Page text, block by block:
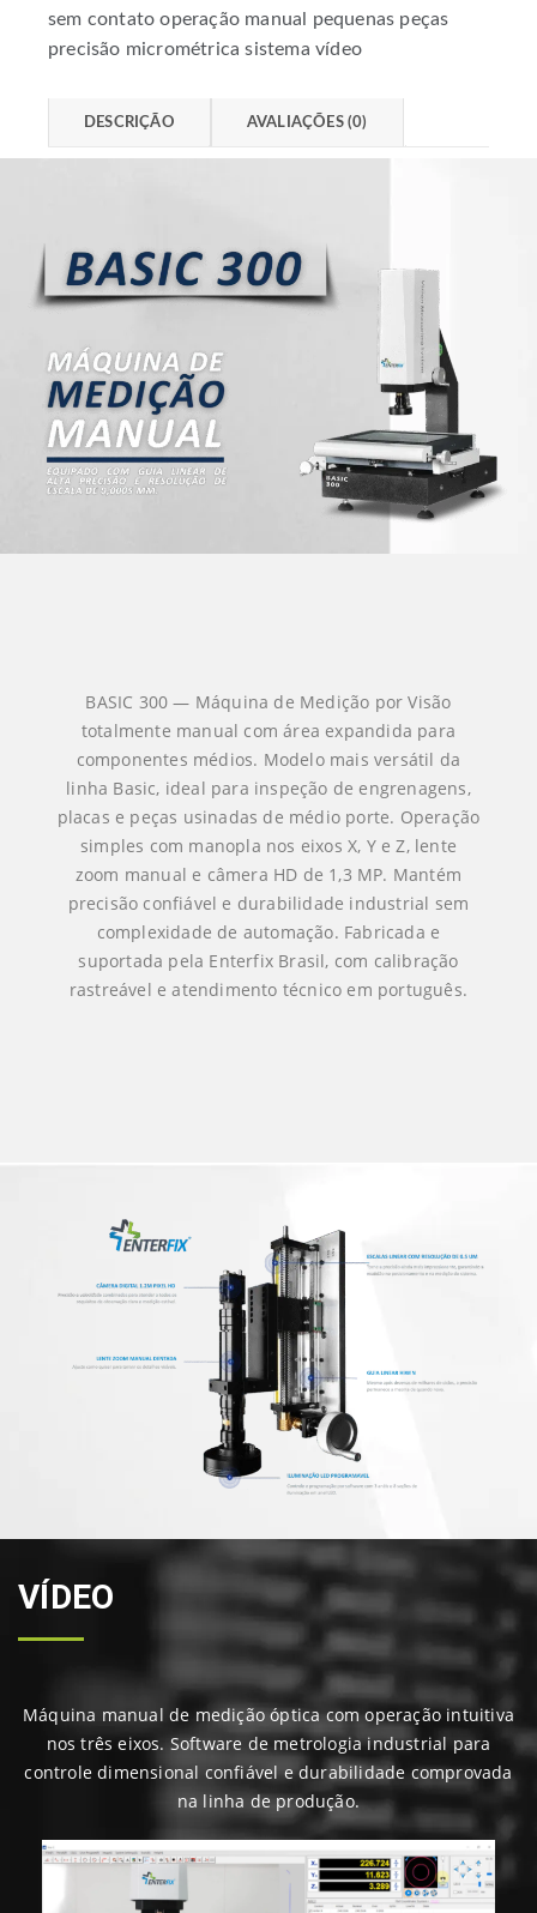
sem contato operação manual pequenas peças
precisão micrométrica sistema vídeo
DESCRIÇÃO AVALIAÇÕES (0)
BASIC 300 — Máquina de Medição por Visão
totalmente manual com área expandida para
componentes médios. Modelo mais versátil da
linha Basic, ideal para inspeção de engrenagens,
placas e peças usinadas de médio porte. Operação
simples com manopla nos eixos X, Y e Z, lente
zoom manual e câmera HD de 1,3 MP. Mantém
precisão confiável e durabilidade industrial sem
complexidade de automação. Fabricada e
suportada pela Enterfix Brasil, com calibração
rastreável e atendimento técnico em português.
VÍDEO
Máquina manual de medição óptica com operação intuitiva
nos três eixos. Software de metrologia industrial para
controle dimensional confiável e durabilidade comprovada
na linha de produção.